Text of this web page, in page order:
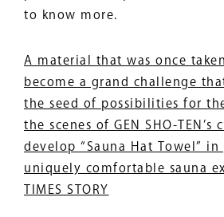
to know more.
A material that was once
become a grand challenge
the seed of possibilities for
the scenes of GEN SHO-TEN’s
develop “Sauna Hat Towel”
uniquely comfortable sauna
TIMES STORY